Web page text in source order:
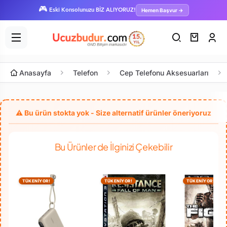
🎮 Eski Konsolunuzu BİZ ALIYORUZ! Hemen Başvur →
Anasayfa Telefon Cep Telefonu Aksesuarları
Bu Ürünler de İlginizi Çekebilir
TÜKENİYOR! TÜKENİYOR! TÜKENİYOR!